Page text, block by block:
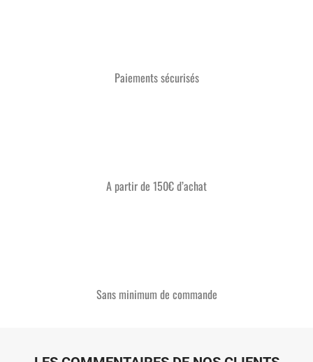
Paiements sécurisés
A partir de 150€ d’achat
Sans minimum de commande